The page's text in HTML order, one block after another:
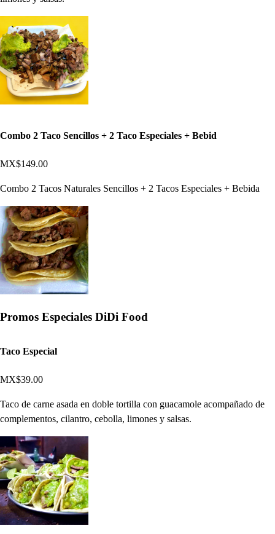
Combo 2 Taco Sencillos + 2 Taco Especiales + Bebid
MX$149.00
Combo 2 Tacos Naturales Sencillos + 2 Tacos Especiales + Bebida
Promos Especiales DiDi Food
Taco Especial
MX$39.00
Taco de carne asada en doble tortilla con guacamole acompañado de
complementos, cilantro, cebolla, limones y salsas.